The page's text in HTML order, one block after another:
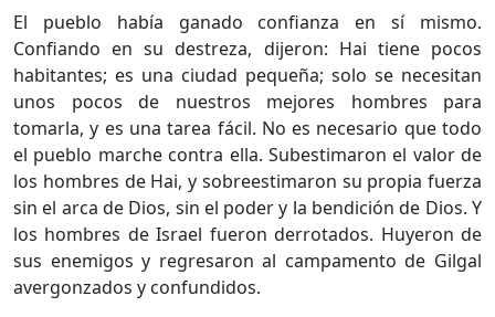
El pueblo había ganado confianza en sí mismo.
Confiando en su destreza, dijeron: Hai tiene pocos
habitantes; es una ciudad pequeña; solo se necesitan
unos pocos de nuestros mejores hombres para
tomarla, y es una tarea fácil. No es necesario que todo
el pueblo marche contra ella. Subestimaron el valor de
los hombres de Hai, y sobreestimaron su propia fuerza
sin el arca de Dios, sin el poder y la bendición de Dios. Y
los hombres de Israel fueron derrotados. Huyeron de
sus enemigos y regresaron al campamento de Gilgal
avergonzados y confundidos.